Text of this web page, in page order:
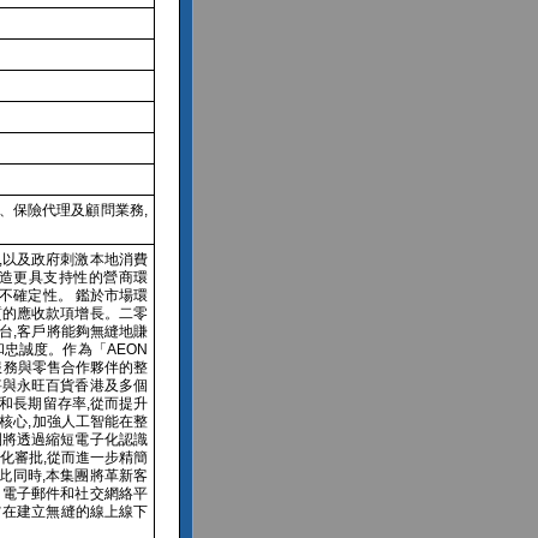
保險代理及顧問業務,
及政府刺激本地消費
更具支持性的營商環
確定性。 鑑於市場環
應收款項增長。二零
,客戶將能夠無縫地賺
誠度。作為「AEON
與零售合作夥伴的整
永旺百貨香港及多個
長期留存率,從而提升
心,加強人工智能在整
透過縮短電子化認識
審批,從而進一步精簡
同時,本集團將革新客
子郵件和社交網絡平
建立無縫的線上線下